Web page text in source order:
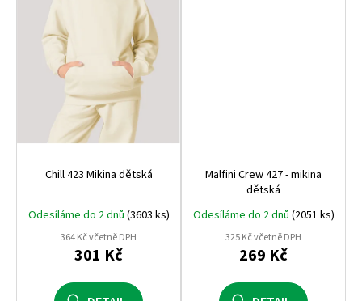
Chill 423 Mikina dětská
Odesíláme do 2 dnů (3603 ks)
364 Kč včetně DPH
301 Kč
Malfini Crew 427 - mikina
dětská
Odesíláme do 2 dnů (2051 ks)
325 Kč včetně DPH
269 Kč